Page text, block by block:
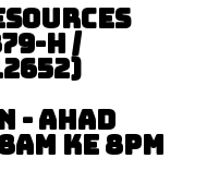
H /
- Ahad
ke 8pm